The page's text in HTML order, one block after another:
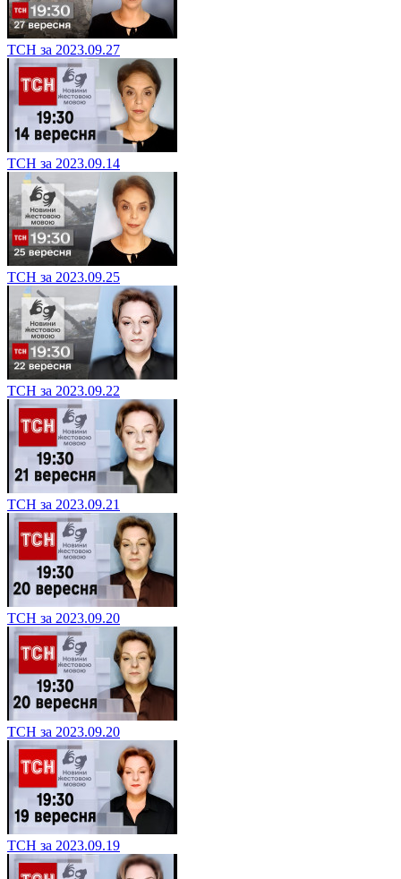
ТСН за 2023.09.27
ТСН за 2023.09.14
ТСН за 2023.09.25
ТСН за 2023.09.22
ТСН за 2023.09.21
ТСН за 2023.09.20
ТСН за 2023.09.20
ТСН за 2023.09.19